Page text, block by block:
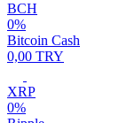
BCH
0%
Bitcoin Cash
0,00 TRY
XRP
0%